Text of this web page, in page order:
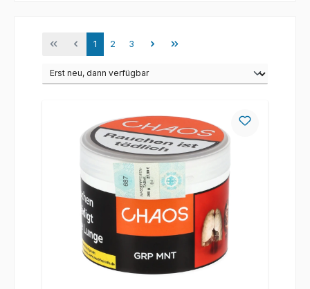
Seite
1 Seite
2 Seite
3